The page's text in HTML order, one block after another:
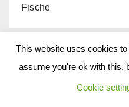
Fische
Archiv
Februar 2026
This website uses cookies
assume you're ok with this,
Cookie